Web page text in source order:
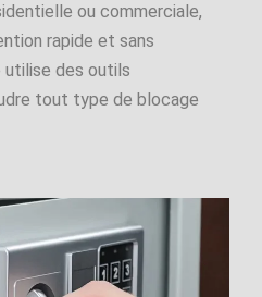
ou commerciale,
rapide et sans
utilise des outils
tout type de blocage